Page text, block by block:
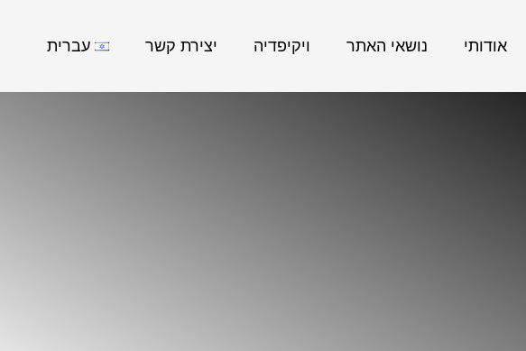
אודותי נושאי האתר ויקיפדיה יצירת קשר עברית